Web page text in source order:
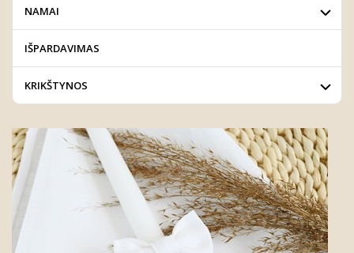
NAMAI
IŠPARDAVIMAS
KRIKŠTYNOS